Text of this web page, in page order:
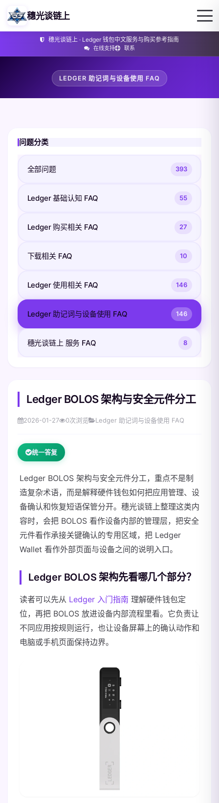
穗光谈链上 · Ledger 钱包中文服务与购买参考指南
在线支持 联系
穗光谈链上
LEDGER 助记词与设备使用 FAQ
问题分类
全部问题 393
Ledger 基础认知 FAQ 55
Ledger 购买相关 FAQ 27
下载相关 FAQ 10
Ledger 使用相关 FAQ 146
Ledger 助记词与设备使用 FAQ 146
穗光谈链上 服务 FAQ 8
Ledger BOLOS 架构与安全元件分工
2026-01-27 0次浏览 Ledger 助记词与设备使用 FAQ
统一答复
Ledger BOLOS 架构与安全元件分工，重点不是制
造复杂术语，而是解释硬件钱包如何把应用管理、设
备确认和恢复短语保管分开。穗光谈链上整理这类内
容时，会把 BOLOS 看作设备内部的管理层，把安全
元件看作承接关键确认的专用区域，把 Ledger
Wallet 看作外部页面与设备之间的说明入口。
Ledger BOLOS 架构先看哪几个部分？
读者可以先从 Ledger 入门指南 理解硬件钱包定
位，再把 BOLOS 放进设备内部流程里看。它负责让
不同应用按规则运行，也让设备屏幕上的确认动作和
电脑或手机页面保持边界。